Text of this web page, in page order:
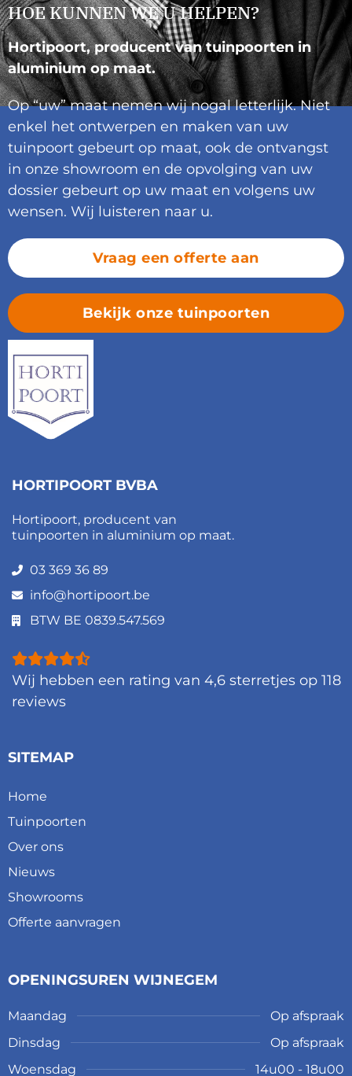
HOE KUNNEN WE U HELPEN?
Hortipoort, producent van tuinpoorten in
aluminium op maat.
Op “uw” maat nemen wij nogal letterlijk. Niet
enkel het ontwerpen en maken van uw
tuinpoort gebeurt op maat, ook de ontvangst
in onze showroom en de opvolging van uw
dossier gebeurt op uw maat en volgens uw
wensen. Wij luisteren naar u.
Vraag een offerte aan
Bekijk onze tuinpoorten
HORTIPOORT BVBA
Hortipoort, producent van
tuinpoorten in aluminium op maat.
03 369 36 89
info@hortipoort.be
BTW BE 0839.547.569
Wij hebben een rating van 4,6 sterretjes op 118
reviews
SITEMAP
Home
Tuinpoorten
Over ons
Nieuws
Showrooms
Offerte aanvragen
OPENINGSUREN WIJNEGEM
Maandag
Op afspraak
Dinsdag
Op afspraak
Woensdag
14u00 - 18u00